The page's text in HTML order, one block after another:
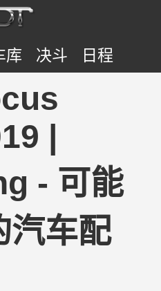
库 决斗 日程
|
- 可能
汽车配